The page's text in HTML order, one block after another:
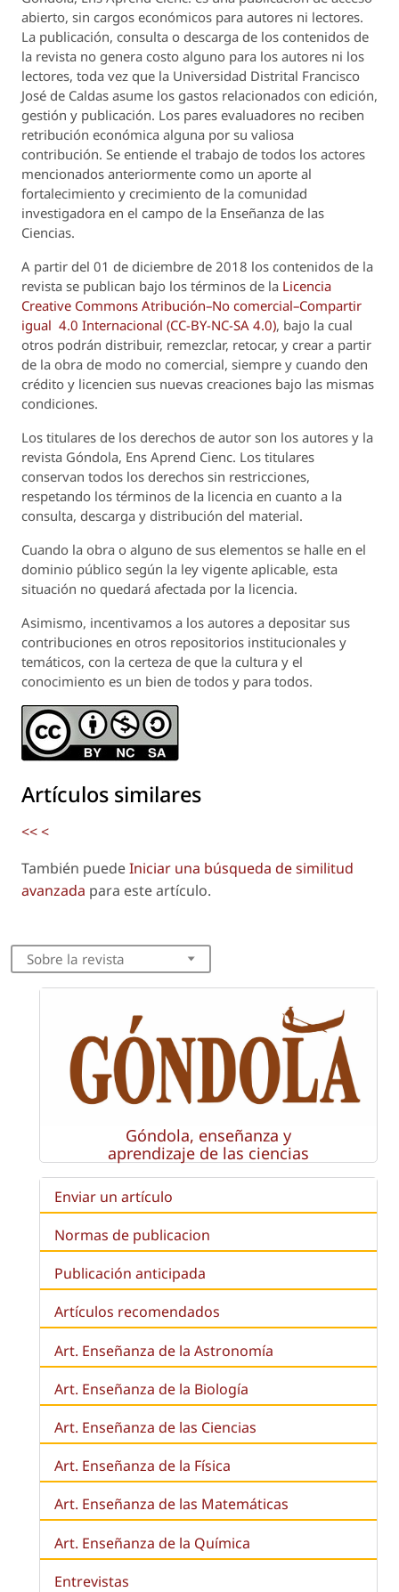
abierto, sin cargos económicos para autores ni lectores.
La publicación, consulta o descarga de los contenidos de
la revista no genera costo alguno para los autores ni los
lectores, toda vez que la Universidad Distrital Francisco
José de Caldas asume los gastos relacionados con edición,
gestión y publicación. Los pares evaluadores no reciben
retribución económica alguna por su valiosa
contribución. Se entiende el trabajo de todos los actores
mencionados anteriormente como un aporte al
fortalecimiento y crecimiento de la comunidad
investigadora en el campo de la Enseñanza de las
Ciencias.
A partir del 01 de diciembre de 2018 los contenidos de la
revista se publican bajo los términos de la Licencia
Creative Commons Atribución–No comercial–Compartir
igual 4.0 Internacional (CC-BY-NC-SA 4.0), bajo la cual
otros podrán distribuir, remezclar, retocar, y crear a partir
de la obra de modo no comercial, siempre y cuando den
crédito y licencien sus nuevas creaciones bajo las mismas
condiciones.
Los titulares de los derechos de autor son los autores y la
revista Góndola, Ens Aprend Cienc. Los titulares
conservan todos los derechos sin restricciones,
respetando los términos de la licencia en cuanto a la
consulta, descarga y distribución del material.
Cuando la obra o alguno de sus elementos se halle en el
dominio público según la ley vigente aplicable, esta
situación no quedará afectada por la licencia.
Asimismo, incentivamos a los autores a depositar sus
contribuciones en otros repositorios institucionales y
temáticos, con la certeza de que la cultura y el
conocimiento es un bien de todos y para todos.
Artículos similares
<<<
También puedeIniciar una búsqueda de similitud
avanzada para este artículo.
Sobre la revista
Góndola, enseñanza y
aprendizaje de las ciencias
Enviar un artículo
Normas de publicacion
Publicación anticipada
Artículos recomendados
Art. Enseñanza de la Astronomía
Art. Enseñanza de la Biología
Art. Enseñanza de las Ciencias
Art. Enseñanza de la Física
Art. Enseñanza de las Matemáticas
Art. Enseñanza de la Química
Entrevistas